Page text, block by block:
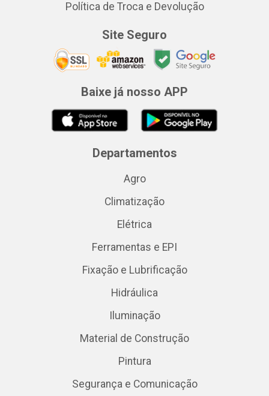
Política de Troca e Devolução
Site Seguro
Baixe já nosso APP
Departamentos
Agro
Climatização
Elétrica
Ferramentas e EPI
Fixação e Lubrificação
Hidráulica
Iluminação
Material de Construção
Pintura
Segurança e Comunicação